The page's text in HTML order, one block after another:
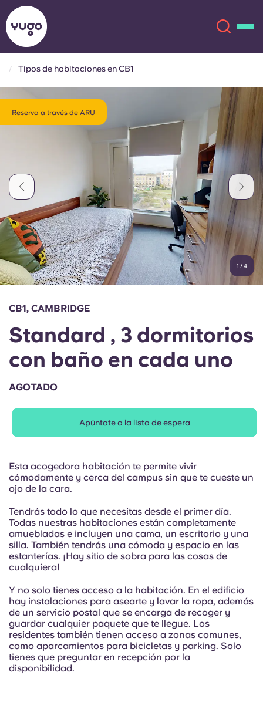
Ubicaciones
Cuenta Idioma
English (GB)
Chinese
Español
Italian
Portuguese
Elige un país
Iniciar sesión
Reserva ahora
English (US)
Español
Català Deutsch
Italian French
Portuguese
Tipos de habitaciones en CB1
Reserva a través de ARU
1 /4
CB1, CAMBRIDGE
Standard , 3 dormitorios
con baño en cada uno
AGOTADO
Apúntate a la lista de espera
Esta acogedora habitación te permite vivir
cómodamente y cerca del campus sin que te cueste un
ojo de la cara.
Tendrás todo lo que necesitas desde el primer día.
Todas nuestras habitaciones están completamente
amuebladas e incluyen una cama, un escritorio y una
silla. También tendrás una cómoda y espacio en las
estanterías. ¡Hay sitio de sobra para las cosas de
cualquiera!
Y no solo tienes acceso a la habitación. En el edificio
hay instalaciones para asearte y lavar la ropa, además
de un servicio postal que se encarga de recoger y
guardar cualquier paquete que te llegue. Los
residentes también tienen acceso a zonas comunes,
como aparcamientos para bicicletas y parking. Solo
tienes que preguntar en recepción por la
disponibilidad.